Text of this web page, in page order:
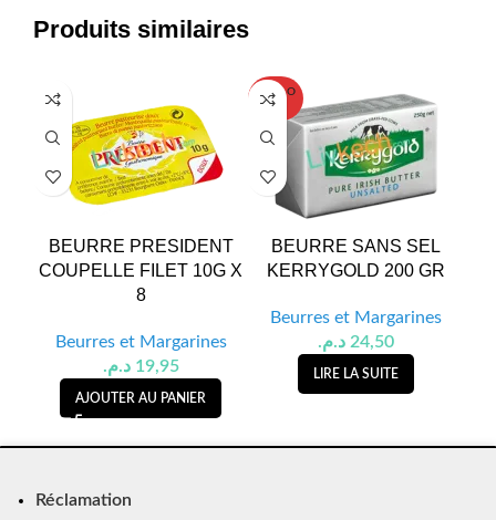
Produits similaires
BEURRE PRESIDENT
COUPELLE FILET 10G X
8
Beurres et Margarines
19,95 د.م.
AJOUTER AU PANIER
SOLD O
UT
BEURRE SANS SEL
KERRYGOLD 200 GR
Beurres et Margarines
24,50 د.م.
LIRE LA SUITE
Réclamation